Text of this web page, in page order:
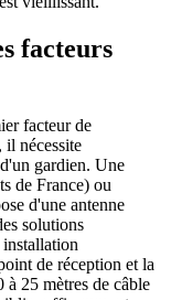
facteurs
facteur de
nécessite
gardien. Une
de France) ou
d'une antenne
solutions
installation
de réception et la
à 25 mètres de câble